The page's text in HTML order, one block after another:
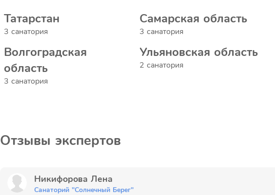
Татарстан
3 санатория
Самарская область
3 санатория
Волгоградская
область
3 санатория
Ульяновская область
2 санатория
Отзывы экспертов
Никифорова Лена
Санаторий "Солнечный Берег"